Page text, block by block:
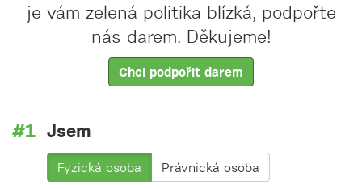
je vám zelená politika blízká, podpořte
nás darem. Děkujeme!
Chci podpořit darem
Jsem
Fyzická osoba Právnická osoba